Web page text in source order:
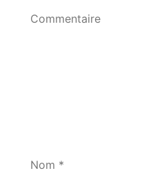
Commentaire
Nom *